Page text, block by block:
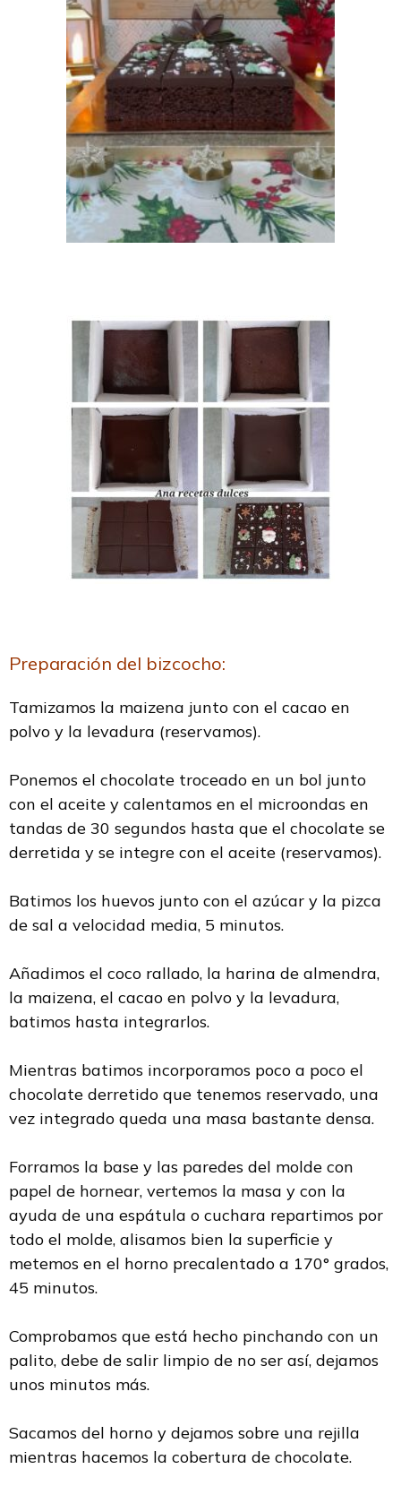
Preparación del bizcocho:
Tamizamos la maizena junto con el cacao en
polvo y la levadura (reservamos).
Ponemos el chocolate troceado en un bol junto
con el aceite y calentamos en el microondas en
tandas de 30 segundos hasta que el chocolate se
derretida y se integre con el aceite (reservamos).
Batimos los huevos junto con el azúcar y la pizca
de sal a velocidad media, 5 minutos.
Añadimos el coco rallado, la harina de almendra,
la maizena, el cacao en polvo y la levadura,
batimos hasta integrarlos.
Mientras batimos incorporamos poco a poco el
chocolate derretido que tenemos reservado, una
vez integrado queda una masa bastante densa.
Forramos la base y las paredes del molde con
papel de hornear, vertemos la masa y con la
ayuda de una espátula o cuchara repartimos por
todo el molde, alisamos bien la superficie y
metemos en el horno precalentado a 170° grados,
45 minutos.
Comprobamos que está hecho pinchando con un
palito, debe de salir limpio de no ser así, dejamos
unos minutos más.
Sacamos del horno y dejamos sobre una rejilla
mientras hacemos la cobertura de chocolate.